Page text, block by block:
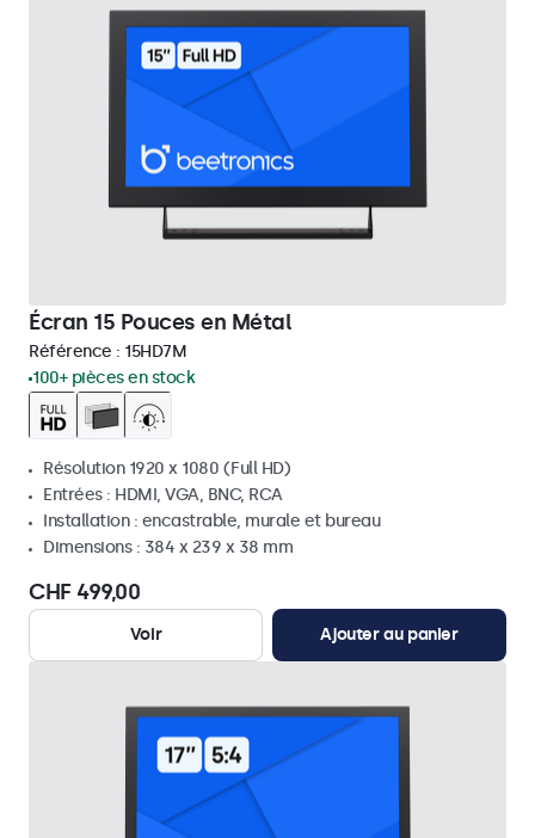
Écran 15 Pouces en Métal
Référence : 15HD7M
100+ pièces en stock
Résolution 1920 x 1080 (Full HD)
Entrées : HDMI, VGA, BNC, RCA
Installation : encastrable, murale et bureau
Dimensions : 384 x 239 x 38 mm
CHF 499,00
Voir Ajouter au panier